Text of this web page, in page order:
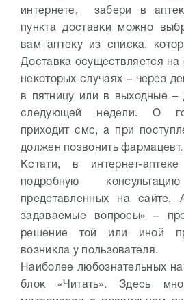
интернете, забери в
пункта доставки можно
вам аптеку из списка,
Доставка осуществляется
некоторых случаях – через
в пятницу или в выходные –
следующей недели. О
приходит смс, а при
должен позвонить фармацевт.
Кстати, в интернет-
подробную
представленных на
задаваемые вопросы» –
решение той или иной
возникла у пользователя.
Наиболее любознательных
блок «Читать». Здесь